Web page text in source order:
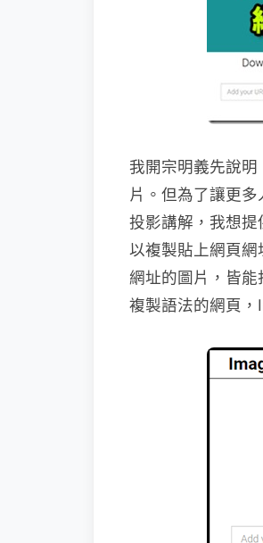
我開宗明義先說
片。但為了讓更
投影講解，我想
以複製貼上網頁
網址的圖片，皆
複製語法的網頁